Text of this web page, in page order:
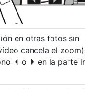
en otras fotos sin
cancela el zoom).
e o f en la parte